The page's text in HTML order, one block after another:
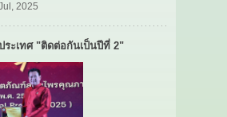
2025
ระเทศ "ติดต่อกันเป็นปีที่ 2"